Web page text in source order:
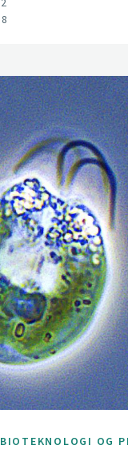
regulert gjennom
for
til
ansvar
arter eller
Riktig
som inneholder
og/ eller andre
myndigheter,
forventning
knyttet til
og
Med basis i NIBIO
kunnskap på
planteskadegjørere
godt utgangspunkt
alle de nye
knyttet til effektive,
OG